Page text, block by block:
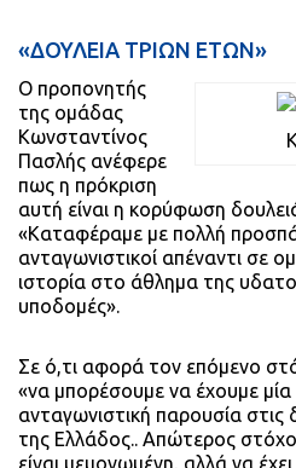
«ΔΟΥΛΕΙΑ ΤΡΙΩΝ ΕΤΩΝ»
Ο προπονητής
της ομάδας
Κωνσταντίνος
Πασλής ανέφερε
πως η πρόκριση
αυτή είναι η κορύφωση
«Καταφέραμε με πολλή
ανταγωνιστικοί απέναντι σε
ιστορία στο άθλημα της
υποδομές».
Σε ό,τι αφορά τον επόμενο
«να μπορέσουμε να έχουμε
ανταγωνιστική παρουσία
της Ελλάδος.. Απώτερος
είναι μεμονωμένη, αλλά να